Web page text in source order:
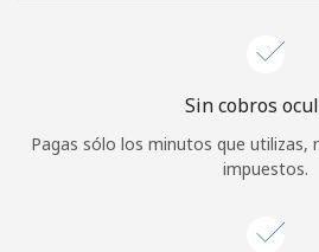
Sin cobros
Pagas sólo los minutos que utilizas,
impuestos.